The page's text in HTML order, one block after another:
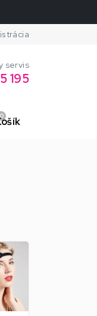
servis
195
0